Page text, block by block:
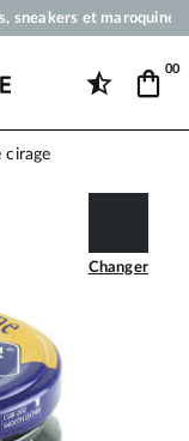
sneakers et
dès 50 €
00
cirage
Changer